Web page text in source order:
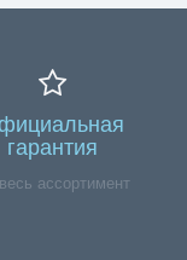
гарантия
ассортимент